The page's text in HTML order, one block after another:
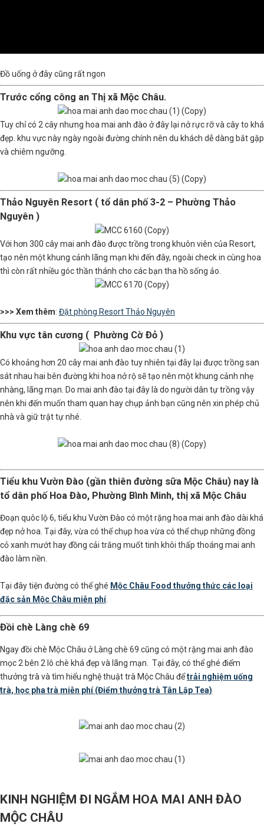
Đồ uống ở đây cũng rất ngon
Trước cổng công an Thị xã Mộc Châu.
Tuy chỉ có 2 cây nhưng hoa mai anh đào ở đây lại nở rực rỡ và cây to khá
đẹp. khu vực này ngày ngoài đường chính nên du khách dễ dàng bắt gặp
và chiêm ngưỡng.
Thảo Nguyên Resort ( tổ dân phố 3-2 – Phường Thảo
Nguyên )
Với hơn 300 cây mai anh đào được trồng trong khuôn viên của Resort,
tạo nên một khung cảnh lãng mạn khi đến đây, ngoài check in cùng hoa
thì còn rất nhiều góc thần thánh cho các bạn tha hồ sống ảo.
>>> Xem thêm: Đặt phòng Resort Thảo Nguyên
Khu vực tân cương ( Phường Cờ Đỏ )
Có khoảng hơn 20 cây mai anh đào tuy nhiên tại đây lại được trồng san
sát nhau hai bên đường khi hoa nở rộ sẽ tạo nên một khung cảnh nhẹ
nhàng, lãng mạn. Do mai anh đào tại đây là do người dân tự trồng vậy
nên khi đến muốn tham quan hay chụp ảnh bạn cũng nên xin phép chủ
nhà và giữ trật tự nhé.
Tiểu khu Vườn Đào (gần thiên đường sữa Mộc Châu) nay là
tổ dân phố Hoa Đào, Phường Bình Minh, thị xã Mộc Châu
Đoạn quôc lộ 6, tiểu khu Vườn Đào có một rặng hoa mai anh đào dài khá
đẹp nở hoa. Tại đây, vừa có thể chụp hoa vừa có thể chụp những đồng
cỏ xanh mướt hay đồng cải trắng muốt tinh khôi thấp thoáng mai anh
đào làm nền.
Tại đây tiện đường có thể ghé Mộc Châu Food thưởng thức các loại
đặc sản Mộc Châu miễn phí.
Đồi chè Làng chè 69
Ngay đồi chè Mộc Châu ở Làng chè 69 cũng có một rặng mai anh đào
mọc 2 bên 2 lô chè khá đẹp và lãng mạn. Tại đây, có thể ghé điểm
thưởng trà và tìm hiểu nghệ thuật trà Mộc Châu đểtrải nghiệm uống
trà, học pha trà miễn phí (Điểm thưởng trà Tân Lập Tea)
KINH NGHIỆM ĐI NGẮM HOA MAI ANH ĐÀO
MỘC CHÂU